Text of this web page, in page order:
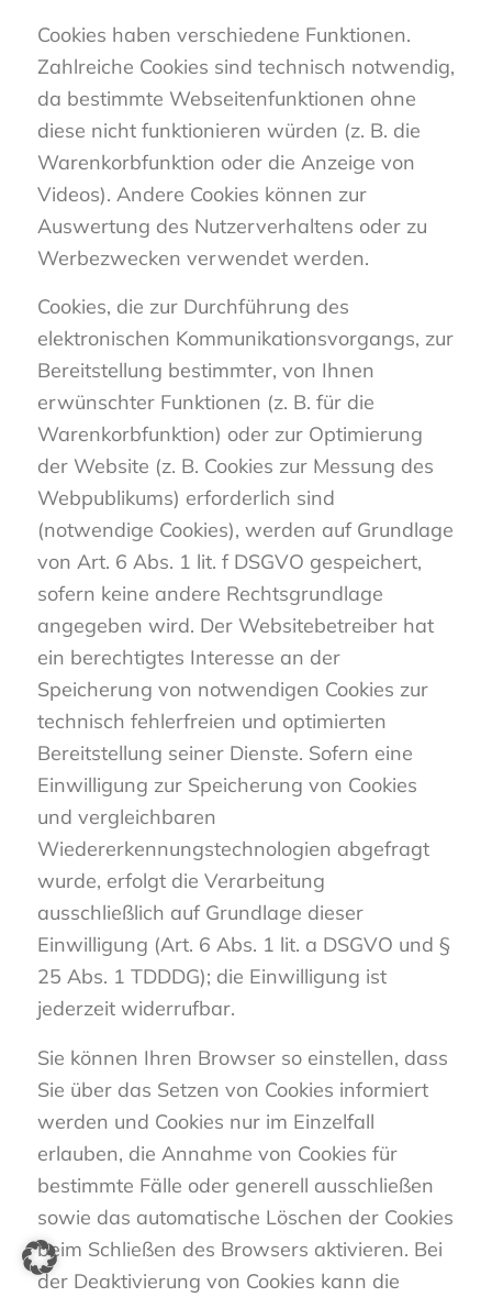
Cookies haben verschiedene Funktionen.
Zahlreiche Cookies sind technisch notwendig,
da bestimmte Webseitenfunktionen ohne
diese nicht funktionieren würden (z. B. die
Warenkorbfunktion oder die Anzeige von
Videos). Andere Cookies können zur
Auswertung des Nutzerverhaltens oder zu
Werbezwecken verwendet werden.
Cookies, die zur Durchführung des
elektronischen Kommunikationsvorgangs, zur
Bereitstellung bestimmter, von Ihnen
erwünschter Funktionen (z. B. für die
Warenkorbfunktion) oder zur Optimierung
der Website (z. B. Cookies zur Messung des
Webpublikums) erforderlich sind
(notwendige Cookies), werden auf Grundlage
von Art. 6 Abs. 1 lit. f DSGVO gespeichert,
sofern keine andere Rechtsgrundlage
angegeben wird. Der Websitebetreiber hat
ein berechtigtes Interesse an der
Speicherung von notwendigen Cookies zur
technisch fehlerfreien und optimierten
Bereitstellung seiner Dienste. Sofern eine
Einwilligung zur Speicherung von Cookies
und vergleichbaren
Wiedererkennungstechnologien abgefragt
wurde, erfolgt die Verarbeitung
ausschließlich auf Grundlage dieser
Einwilligung (Art. 6 Abs. 1 lit. a DSGVO und §
25 Abs. 1 TDDDG); die Einwilligung ist
jederzeit widerrufbar.
Sie können Ihren Browser so einstellen, dass
Sie über das Setzen von Cookies informiert
werden und Cookies nur im Einzelfall
erlauben, die Annahme von Cookies für
bestimmte Fälle oder generell ausschließen
sowie das automatische Löschen der Cookies
beim Schließen des Browsers aktivieren. Bei
der Deaktivierung von Cookies kann die